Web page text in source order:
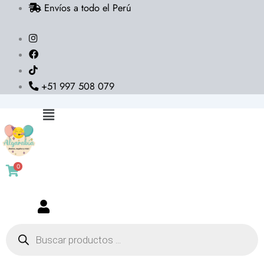
contenido
Envíos a todo el Perú
+51 997 508 079
Flyout
0
productos